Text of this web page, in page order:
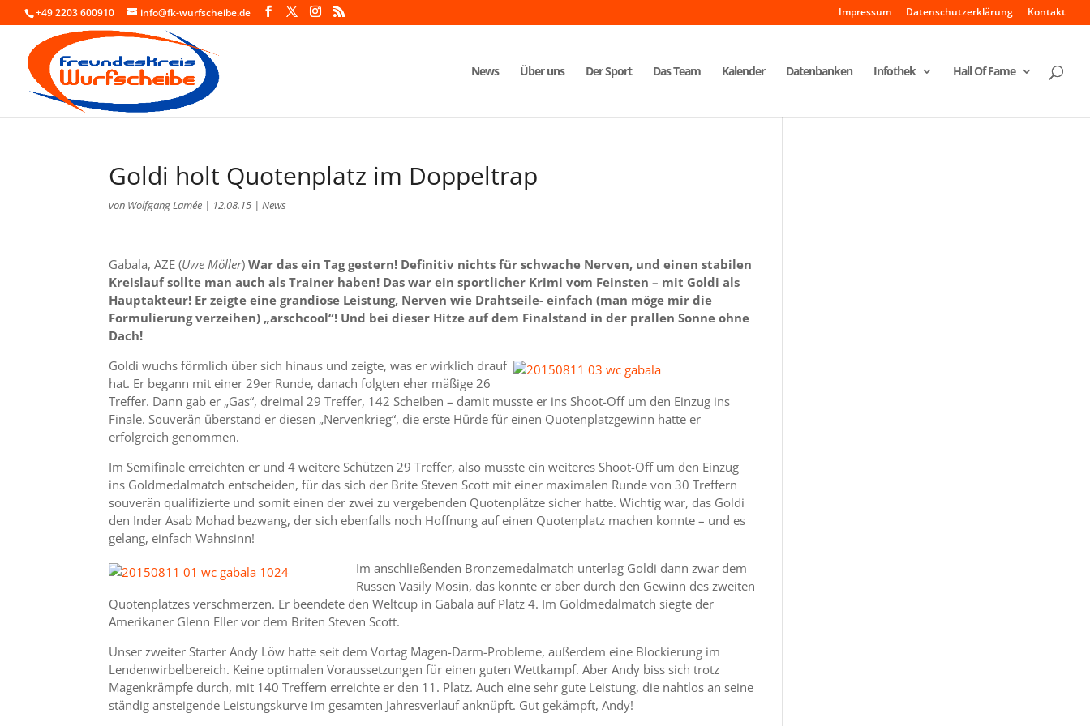
+49 2203 600910 info@fk-wurfscheibe.de Impressum Datenschutzerklärung Kontakt
News Über uns Der Sport Das Team Kalender Datenbanken Infothek Hall Of Fame
Goldi holt Quotenplatz im Doppeltrap
von Wolfgang Lamée | 12.08.15 |News
Gabala, AZE (Uwe Möller)War das ein Tag gestern! Definitiv nichts für schwache Nerven, und einen stabilen
Kreislauf sollte man auch als Trainer haben! Das war ein sportlicher Krimi vom Feinsten – mit Goldi als
Hauptakteur! Er zeigte eine grandiose Leistung, Nerven wie Drahtseile- einfach (man möge mir die
Formulierung verzeihen) „arschcool“! Und bei dieser Hitze auf dem Finalstand in der prallen Sonne ohne
Dach!
Goldi wuchs förmlich über sich hinaus und zeigte, was er wirklich drauf
hat. Er begann mit einer 29er Runde, danach folgten eher mäßige 26
Treffer. Dann gab er „Gas“, dreimal 29 Treffer, 142 Scheiben – damit musste er ins Shoot-Off um den Einzug ins
Finale. Souverän überstand er diesen „Nervenkrieg“, die erste Hürde für einen Quotenplatzgewinn hatte er
erfolgreich genommen.
Im Semifinale erreichten er und 4 weitere Schützen 29 Treffer, also musste ein weiteres Shoot-Off um den Einzug
ins Goldmedalmatch entscheiden, für das sich der Brite Steven Scott mit einer maximalen Runde von 30 Treffern
souverän qualifizierte und somit einen der zwei zu vergebenden Quotenplätze sicher hatte. Wichtig war, das Goldi
den Inder Asab Mohad bezwang, der sich ebenfalls noch Hoffnung auf einen Quotenplatz machen konnte – und es
gelang, einfach Wahnsinn!
Im anschließenden Bronzemedalmatch unterlag Goldi dann zwar dem
Russen Vasily Mosin, das konnte er aber durch den Gewinn des zweiten
Quotenplatzes verschmerzen. Er beendete den Weltcup in Gabala auf Platz 4. Im Goldmedalmatch siegte der
Amerikaner Glenn Eller vor dem Briten Steven Scott.
Unser zweiter Starter Andy Löw hatte seit dem Vortag Magen-Darm-Probleme, außerdem eine Blockierung im
Lendenwirbelbereich. Keine optimalen Voraussetzungen für einen guten Wettkampf. Aber Andy biss sich trotz
Magenkrämpfe durch, mit 140 Treffern erreichte er den 11. Platz. Auch eine sehr gute Leistung, die nahtlos an seine
ständig ansteigende Leistungskurve im gesamten Jahresverlauf anknüpft. Gut gekämpft, Andy!